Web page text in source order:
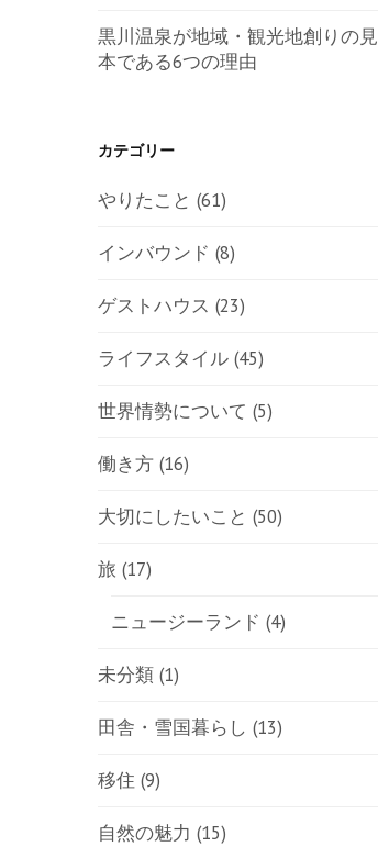
黒川温泉が地域・観光地創りの見
本である6つの理由
カテゴリー
やりたこと (61)
インバウンド (8)
ゲストハウス (23)
ライフスタイル (45)
世界情勢について (5)
働き方 (16)
大切にしたいこと (50)
旅 (17)
ニュージーランド (4)
未分類 (1)
田舎・雪国暮らし (13)
移住 (9)
自然の魅力 (15)